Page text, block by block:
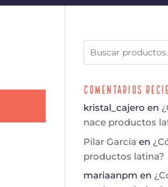
Comentarios
kristal_cajero en
nace productos
Pilar García en
productos latina?
mariaanpm en